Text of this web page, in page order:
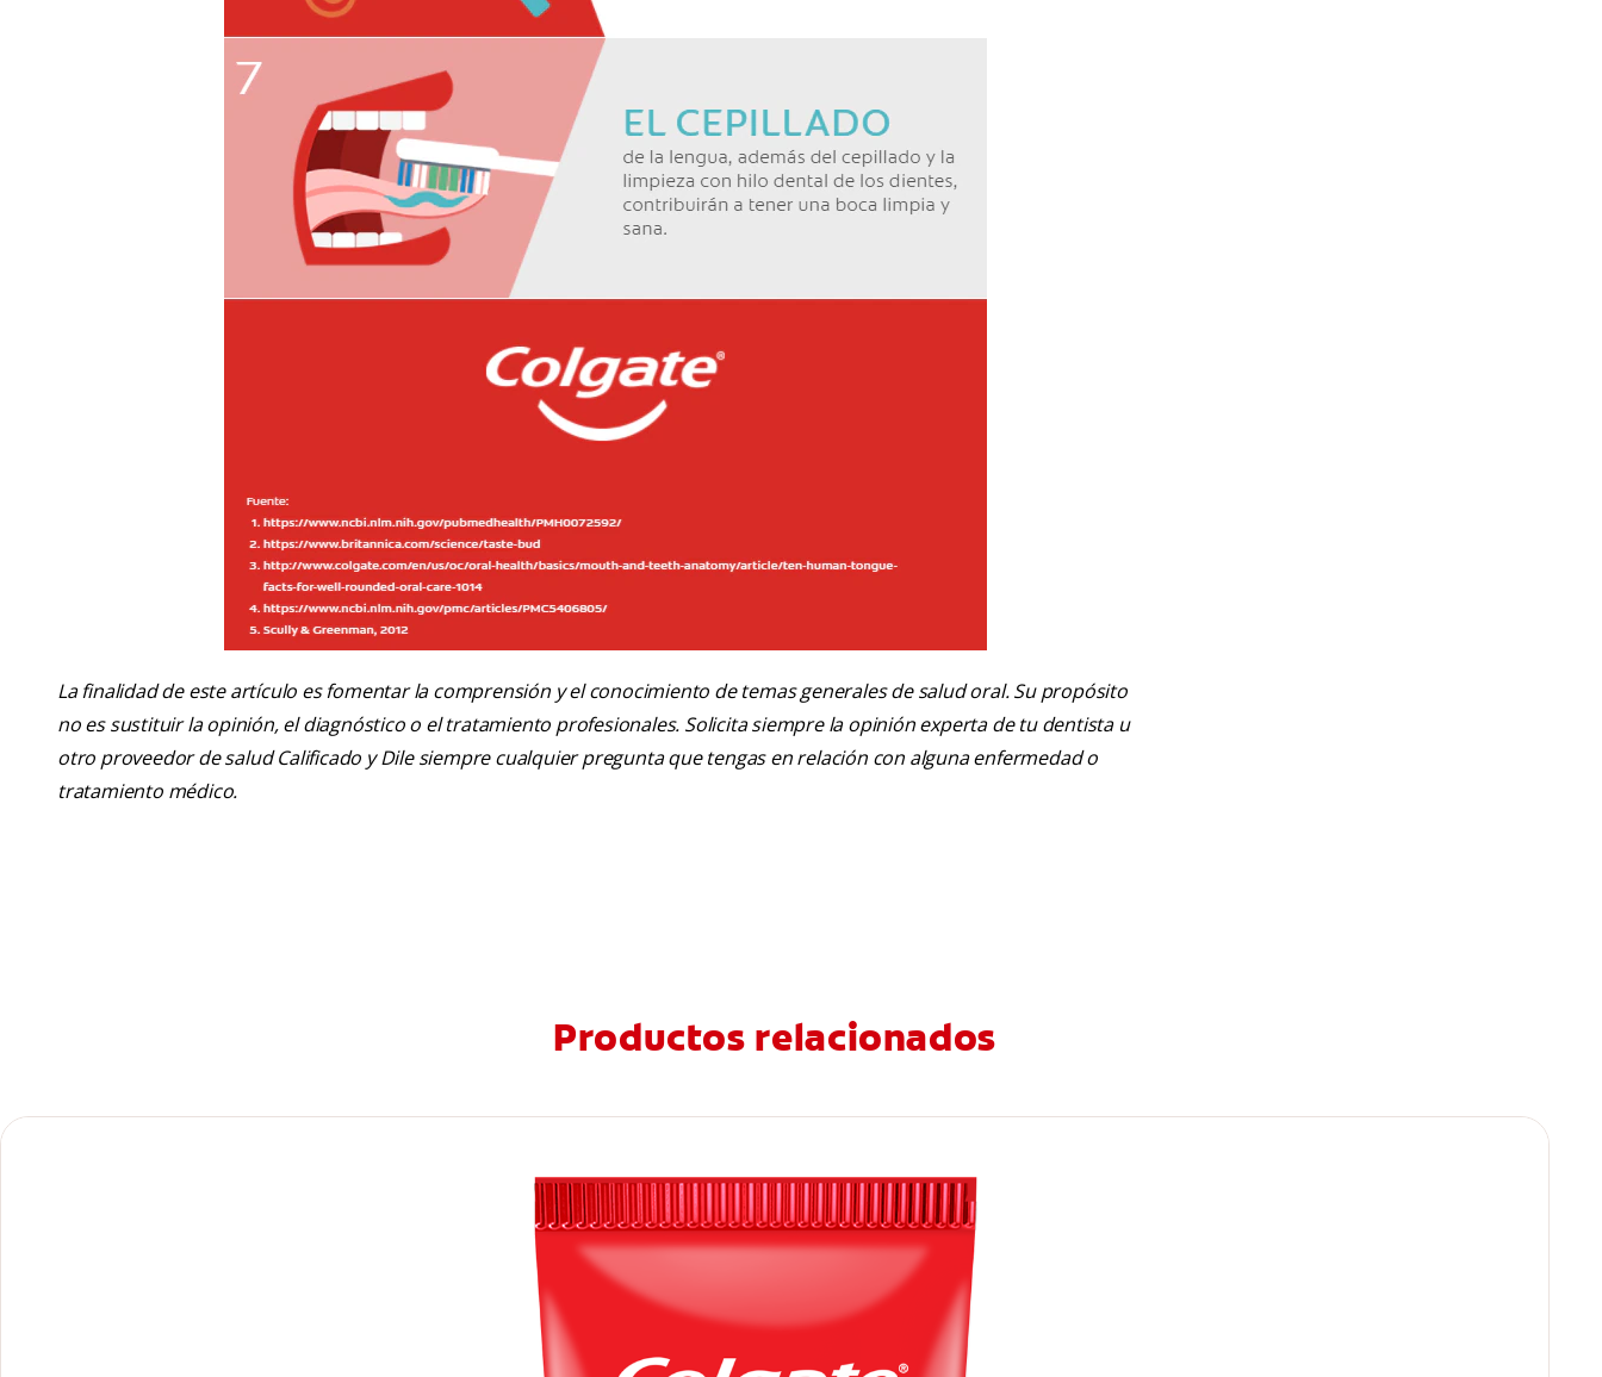
La finalidad de este artículo es fomentar la comprensión y el conocimiento de temas generales de salud oral. Su propósito
no es sustituir la opinión, el diagnóstico o el tratamiento profesionales. Solicita siempre la opinión experta de tu dentista u
otro proveedor de salud Calificado y Dile siempre cualquier pregunta que tengas en relación con alguna enfermedad o
tratamiento médico.
Productos relacionados